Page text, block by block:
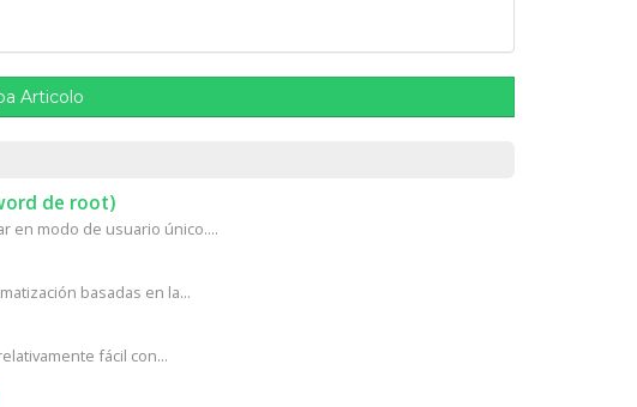
Articolo
de root)
en modo de usuario único....
basadas en la...
fácil con...